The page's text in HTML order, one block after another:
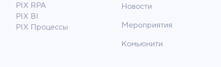
PIX RPA
PIX BI
PIX Процессы
Новости
Мероприятия
Комьюнити